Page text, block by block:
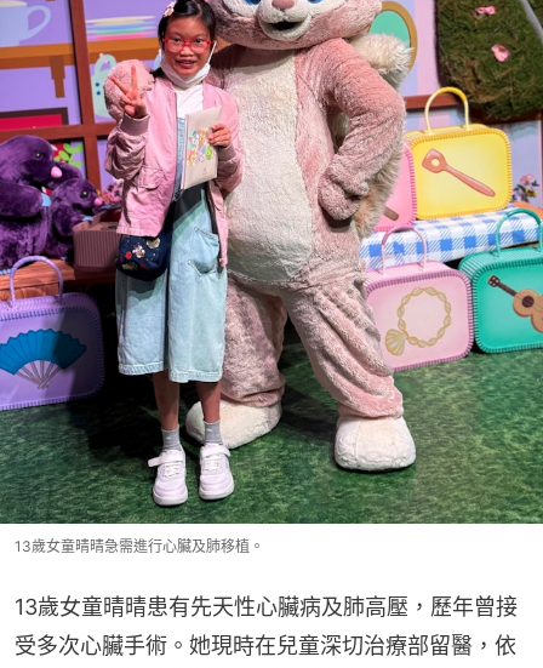
13歲女童晴晴急需進行心臟及肺移植。
13歲女童晴晴患有先天性心臟病及肺高壓，歷年曾接
受多次心臟手術。她現時在兒童深切治療部留醫，依